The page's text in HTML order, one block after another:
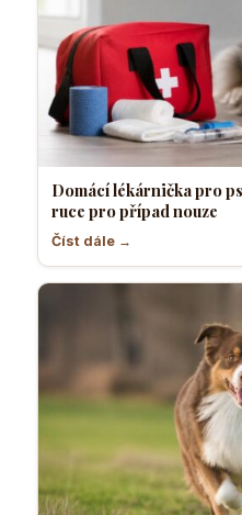
Domácí lékárnička pro
ruce pro případ nouze
Číst dále →